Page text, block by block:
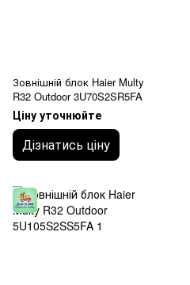
Зовнішній блок Haier Multy
R32 Outdoor 3U70S2SR5FA
Ціну уточнюйте
Дізнатись ціну